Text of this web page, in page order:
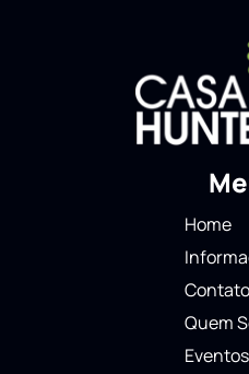
Home
Contato
Quem
Eventos